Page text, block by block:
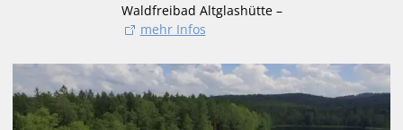
Waldfreibad Altglashütte –
mehr Infos